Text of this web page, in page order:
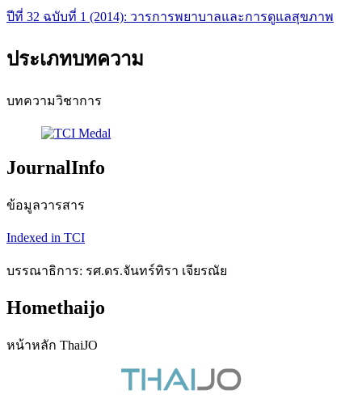
ปีที่ 32 ฉบับที่ 1 (2014): วารการพยาบาลและการดูแลสุขภาพ
ประเภทบทความ
บทความวิชาการ
JournalInfo
ข้อมูลวารสาร
Indexed in TCI
บรรณาธิการ: รศ.ดร.จันทร์ทิรา เจียรณัย
Homethaijo
หน้าหลัก ThaiJO